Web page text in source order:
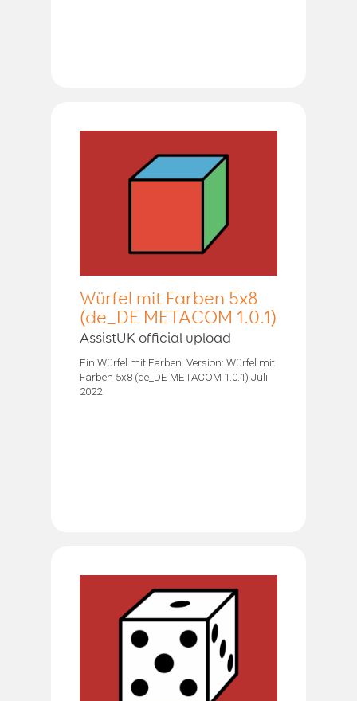
Würfel mit Farben 5x8
(de_DE METACOM 1.0.1)
AssistUK official upload
Ein Würfel mit Farben. Version: Würfel mit
Farben 5x8 (de_DE METACOM 1.0.1) Juli
2022